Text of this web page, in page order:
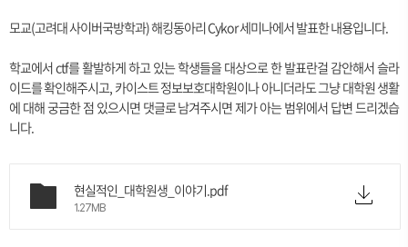
모교(고려대 사이버국방학과) 해킹동아리 Cykor 세미나에서 발표한 내용입니다.
학교에서 ctf를 활발하게 하고 있는 학생들을 대상으로 한 발표란걸 감안해서 슬라
이드를 확인해주시고, 카이스트 정보보호대학원이나 아니더라도 그냥 대학원 생활
에 대해 궁금한 점 있으시면 댓글로 남겨주시면 제가 아는 범위에서 답변 드리겠습
니다.
현실적인_대학원생_이야기.pdf
1.27MB